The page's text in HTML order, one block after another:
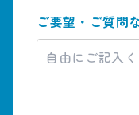
ご要望・ご質問